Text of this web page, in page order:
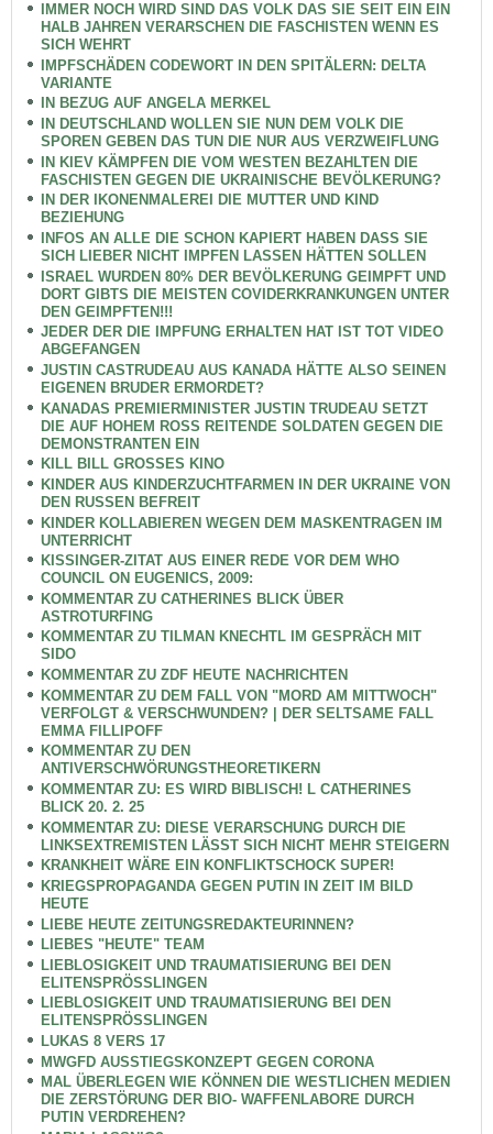
IMMER NOCH WIRD SIND DAS VOLK DAS SIE SEIT EIN EIN
HALB JAHREN VERARSCHEN DIE FASCHISTEN WENN ES
SICH WEHRT
IMPFSCHÄDEN CODEWORT IN DEN SPITÄLERN: DELTA
VARIANTE
IN BEZUG AUF ANGELA MERKEL
IN DEUTSCHLAND WOLLEN SIE NUN DEM VOLK DIE
SPOREN GEBEN DAS TUN DIE NUR AUS VERZWEIFLUNG
IN KIEV KÄMPFEN DIE VOM WESTEN BEZAHLTEN DIE
FASCHISTEN GEGEN DIE UKRAINISCHE BEVÖLKERUNG?
IN DER IKONENMALEREI DIE MUTTER UND KIND
BEZIEHUNG
INFOS AN ALLE DIE SCHON KAPIERT HABEN DASS SIE
SICH LIEBER NICHT IMPFEN LASSEN HÄTTEN SOLLEN
ISRAEL WURDEN 80% DER BEVÖLKERUNG GEIMPFT UND
DORT GIBTS DIE MEISTEN COVIDERKRANKUNGEN UNTER
DEN GEIMPFTEN!!!
JEDER DER DIE IMPFUNG ERHALTEN HAT IST TOT VIDEO
ABGEFANGEN
JUSTIN CASTRUDEAU AUS KANADA HÄTTE ALSO SEINEN
EIGENEN BRUDER ERMORDET?
KANADAS PREMIERMINISTER JUSTIN TRUDEAU SETZT
DIE AUF HOHEM ROSS REITENDE SOLDATEN GEGEN DIE
DEMONSTRANTEN EIN
KILL BILL GROSSES KINO
KINDER AUS KINDERZUCHTFARMEN IN DER UKRAINE VON
DEN RUSSEN BEFREIT
KINDER KOLLABIEREN WEGEN DEM MASKENTRAGEN IM
UNTERRICHT
KISSINGER-ZITAT AUS EINER REDE VOR DEM WHO
COUNCIL ON EUGENICS, 2009:
KOMMENTAR ZU CATHERINES BLICK ÜBER
ASTROTURFING
KOMMENTAR ZU TILMAN KNECHTL IM GESPRÄCH MIT
SIDO
KOMMENTAR ZU ZDF HEUTE NACHRICHTEN
KOMMENTAR ZU DEM FALL VON "MORD AM MITTWOCH"
VERFOLGT & VERSCHWUNDEN? | DER SELTSAME FALL
EMMA FILLIPOFF
KOMMENTAR ZU DEN
ANTIVERSCHWÖRUNGSTHEORETIKERN
KOMMENTAR ZU: ES WIRD BIBLISCH! L CATHERINES
BLICK 20. 2. 25
KOMMENTAR ZU: DIESE VERARSCHUNG DURCH DIE
LINKSEXTREMISTEN LÄSST SICH NICHT MEHR STEIGERN
KRANKHEIT WÄRE EIN KONFLIKTSCHOCK SUPER!
KRIEGSPROPAGANDA GEGEN PUTIN IN ZEIT IM BILD
HEUTE
LIEBE HEUTE ZEITUNGSREDAKTEURINNEN?
LIEBES "HEUTE" TEAM
LIEBLOSIGKEIT UND TRAUMATISIERUNG BEI DEN
ELITENSPRÖSSLINGEN
LIEBLOSIGKEIT UND TRAUMATISIERUNG BEI DEN
ELITENSPRÖSSLINGEN
LUKAS 8 VERS 17
MWGFD AUSSTIEGSKONZEPT GEGEN CORONA
MAL ÜBERLEGEN WIE KÖNNEN DIE WESTLICHEN MEDIEN
DIE ZERSTÖRUNG DER BIO- WAFFENLABORE DURCH
PUTIN VERDREHEN?